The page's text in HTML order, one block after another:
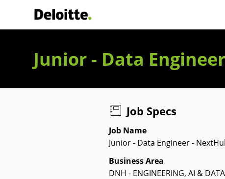
Deloitte Italia
Junior - Data
Job Specs
Job Name
Junior - Data Engineer -
Business Area
DNH - ENGINEERING, AI & DATA